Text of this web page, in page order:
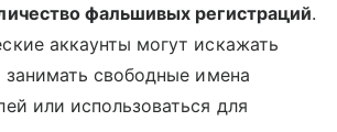
фальшивых регистраций.
аккаунты могут искажать
занимать свободные имена
или использоваться для